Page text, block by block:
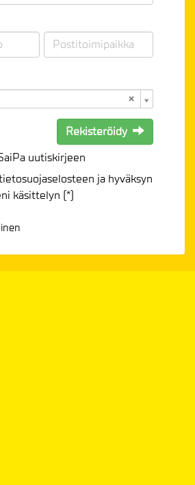
Rekisteröidy
uutiskirjeen
ja hyväksyn
käsittelyn (*)